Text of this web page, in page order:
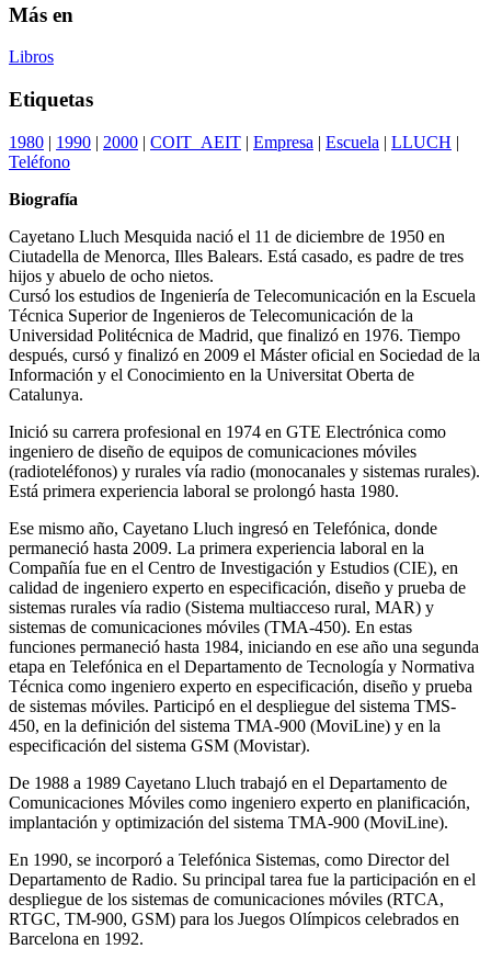
Más en
Libros
Etiquetas
1980 | 1990 | 2000 | COIT_AEIT | Empresa | Escuela | LLUCH |
Teléfono
Biografía
Cayetano Lluch Mesquida nació el 11 de diciembre de 1950 en
Ciutadella de Menorca, Illes Balears. Está casado, es padre de tres
hijos y abuelo de ocho nietos.
Cursó los estudios de Ingeniería de Telecomunicación en la Escuela
Técnica Superior de Ingenieros de Telecomunicación de la
Universidad Politécnica de Madrid, que finalizó en 1976. Tiempo
después, cursó y finalizó en 2009 el Máster oficial en Sociedad de la
Información y el Conocimiento en la Universitat Oberta de
Catalunya.
Inició su carrera profesional en 1974 en GTE Electrónica como
ingeniero de diseño de equipos de comunicaciones móviles
(radioteléfonos) y rurales vía radio (monocanales y sistemas rurales).
Está primera experiencia laboral se prolongó hasta 1980.
Ese mismo año, Cayetano Lluch ingresó en Telefónica, donde
permaneció hasta 2009. La primera experiencia laboral en la
Compañía fue en el Centro de Investigación y Estudios (CIE), en
calidad de ingeniero experto en especificación, diseño y prueba de
sistemas rurales vía radio (Sistema multiacceso rural, MAR) y
sistemas de comunicaciones móviles (TMA-450). En estas
funciones permaneció hasta 1984, iniciando en ese año una segunda
etapa en Telefónica en el Departamento de Tecnología y Normativa
Técnica como ingeniero experto en especificación, diseño y prueba
de sistemas móviles. Participó en el despliegue del sistema TMS-
450, en la definición del sistema TMA-900 (MoviLine) y en la
especificación del sistema GSM (Movistar).
De 1988 a 1989 Cayetano Lluch trabajó en el Departamento de
Comunicaciones Móviles como ingeniero experto en planificación,
implantación y optimización del sistema TMA-900 (MoviLine).
En 1990, se incorporó a Telefónica Sistemas, como Director del
Departamento de Radio. Su principal tarea fue la participación en el
despliegue de los sistemas de comunicaciones móviles (RTCA,
RTGC, TM-900, GSM) para los Juegos Olímpicos celebrados en
Barcelona en 1992.